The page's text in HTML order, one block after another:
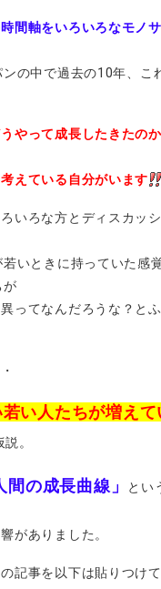
間軸をいろいろなモノ
の中で過去の10年、こ
やって成長したきたの
えている自分がいます
いろな方とディスカッ
いときに持っていた感
が
ってなんだろうな？と
若い人たちが増え
。
間の成長曲線」
とい
がありました。
記事を以下は貼りつけて